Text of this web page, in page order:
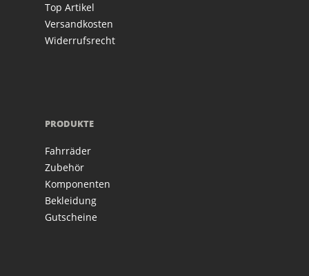
Top Artikel
Versandkosten
Widerrufsrecht
PRODUKTE
Fahrräder
Zubehör
Komponenten
Bekleidung
Gutscheine